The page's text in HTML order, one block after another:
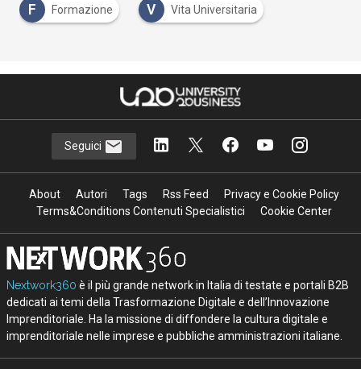
F Formazione V Vita Universitaria
Seguici
About Autori Tags Rss Feed
Privacy e Cookie Policy
Terms&Conditions Contenuti Specialistici
Cookie Center
Nextwork360 è il più grande network in Italia di testate e portali B2B
dedicati ai temi della Trasformazione Digitale e dell’Innovazione
Imprenditoriale. Ha la missione di diffondere la cultura digitale e
imprenditoriale nelle imprese e pubbliche amministrazioni italiane.